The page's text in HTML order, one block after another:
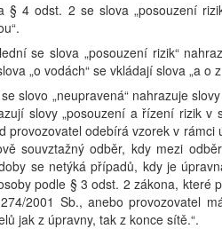
4 odst. 2 se slova „posouzení
se slova „posouzení rizik“
„o vodách“ se vkládají slova „a o
slovo „neupravená“ nahrazuje
slovy „posouzení a řízení rizik v
provozovatel odebírá vzorek v
souvztažný odběr, kdy mezi
se netýká případů, kdy je
podle § 3 odst. 2 zákona, které
2001 Sb., anebo provozovatel
jak z úpravny, tak z konce sítě.“.